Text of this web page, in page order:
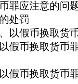
罪应注意的问
处罚
以假币换取货
假币换取货币
假币换取货币